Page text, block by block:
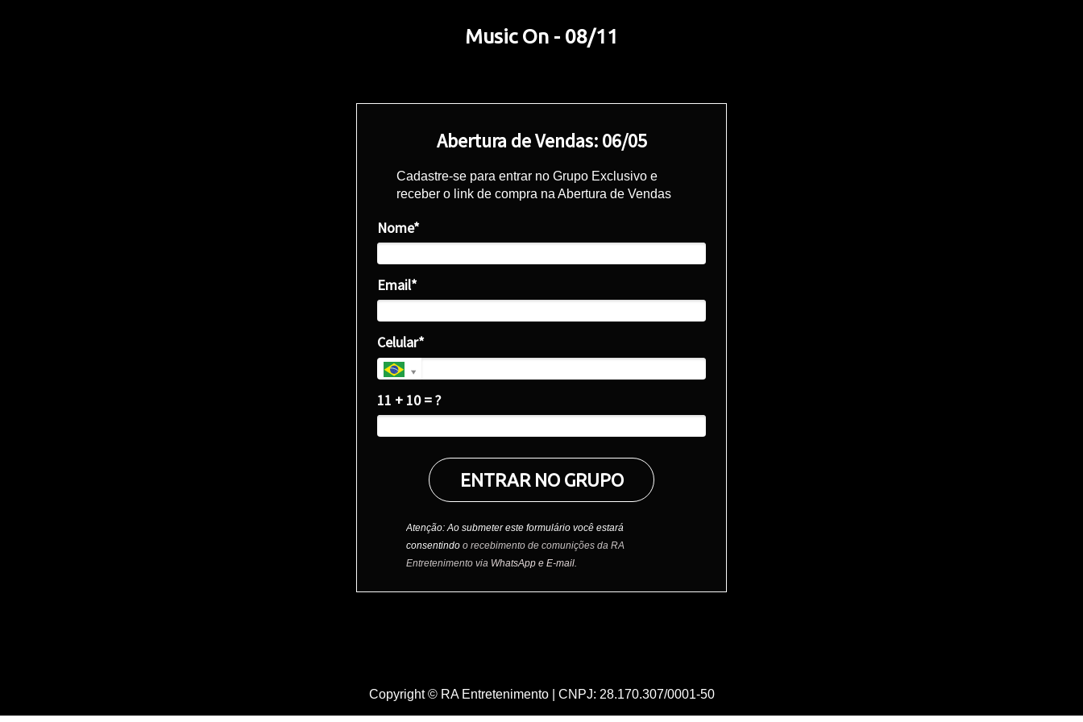
Music On - 08/11
Abertura de Vendas: 06/05
Cadastre-se para entrar no Grupo Exclusivo e
receber o link de compra na Abertura de Vendas
Nome*
Email*
Celular*
11 + 10 = ?
ENTRAR NO GRUPO
Atenção: Ao submeter este formulário você estará
consentindo o recebimento de comunições da RA
Entretenimento via WhatsApp e E-mail.
Copyright © RA Entretenimento | CNPJ: 28.170.307/0001-50